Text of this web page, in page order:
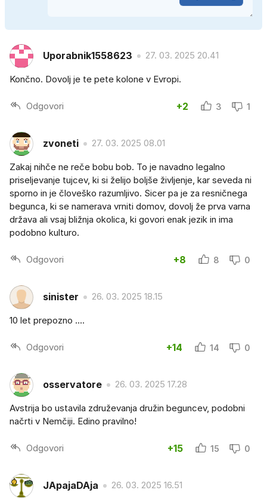
Uporabnik1558623 27. 03. 2025 20.41
Končno. Dovolj je te pete kolone v Evropi.
Odgovori +2 3 1
zvoneti 27. 03. 2025 08.01
Zakaj nihče ne reče bobu bob. To je navadno legalno
priseljevanje tujcev, ki si želijo boljše življenje, kar seveda ni
sporno in je človeško razumljivo. Sicer pa je za resničnega
begunca, ki se namerava vrniti domov, dovolj že prva varna
država ali vsaj bližnja okolica, ki govori enak jezik in ima
podobno kulturo.
Odgovori +8 8 0
sinister 26. 03. 2025 18.15
10 let prepozno ....
Odgovori +14 14 0
osservatore 26. 03. 2025 17.28
Avstrija bo ustavila združevanja družin beguncev, podobni
načrti v Nemčiji. Edino pravilno!
Odgovori +15 15 0
JApajaDAja 26. 03. 2025 16.51